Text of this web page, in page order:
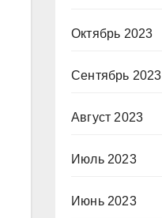
Октябрь 2023
Сентябрь 2023
Август 2023
Июль 2023
Июнь 2023